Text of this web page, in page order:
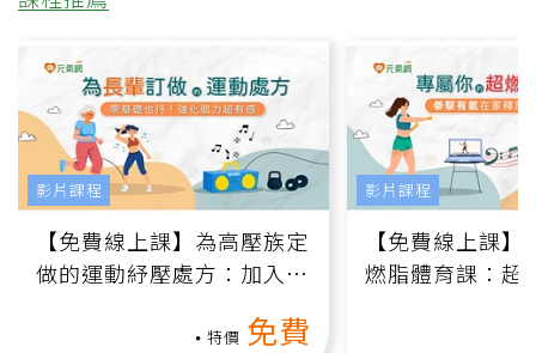
【免費線上課】為高壓族定
做的運動紓壓處方：加入行
特價 免費
影片課程
【免費線上課
燃脂體育課：超
影片課程